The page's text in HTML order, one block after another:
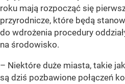
roku mają rozpocząć się
przyrodnicze, które będą
do wdrożenia procedury
na środowisko.
– Niektóre duże miasta, takie
są dziś pozbawione połączeń